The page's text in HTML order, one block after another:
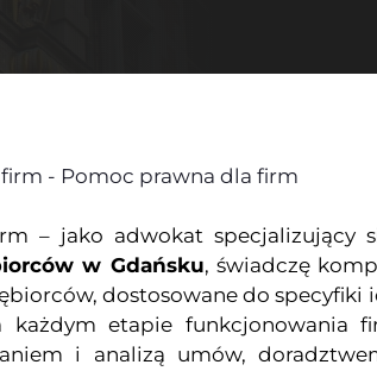
firm - Pomoc prawna dla firm
– jako adwokat specjalizujący
w Gdańsku, świadczę
dostosowane do specyfiki
każdym etapie funkcjonowania
i analizą umów,